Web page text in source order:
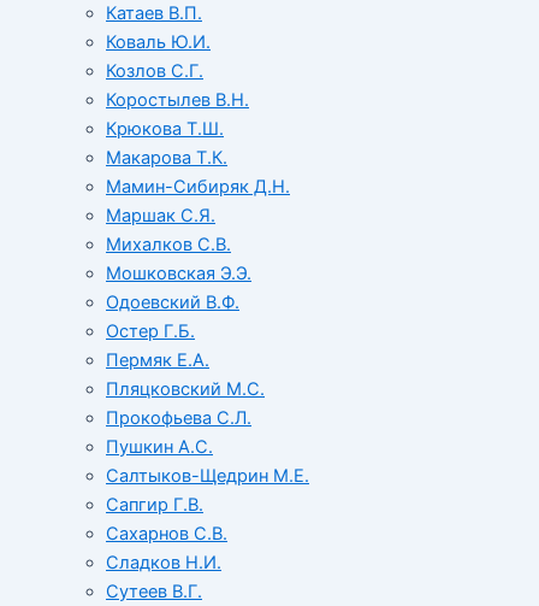
Катаев В.П.
Коваль Ю.И.
Козлов С.Г.
Коростылев В.Н.
Крюкова Т.Ш.
Макарова Т.К.
Мамин-Сибиряк Д.Н.
Маршак С.Я.
Михалков С.В.
Мошковская Э.Э.
Одоевский В.Ф.
Остер Г.Б.
Пермяк Е.А.
Пляцковский М.С.
Прокофьева С.Л.
Пушкин А.С.
Салтыков-Щедрин М.Е.
Сапгир Г.В.
Сахарнов С.В.
Сладков Н.И.
Сутеев В.Г.